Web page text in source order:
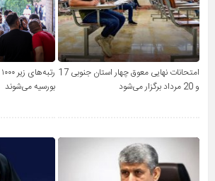
امتحانات نهایی معوق چهار استان جنوبی 17
و 20 مرداد برگزار می‌شود
بورسیه می‌شوند